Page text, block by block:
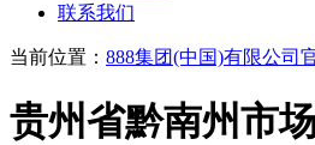
联系我们
当前位置： 888集团(中国)有限公司
贵州省黔南州市